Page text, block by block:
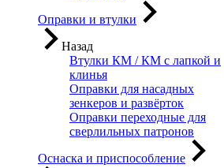
Оправки и втулки
Назад
Втулки КМ / КМ с лапкой и
клинья
Оправки для насадных
зенкеров и развёрток
Оправки переходные для
сверлильных патронов
Оснаска и приспособление